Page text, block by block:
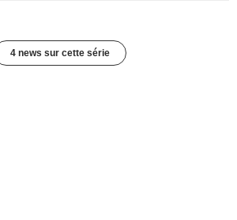
4 news sur cette série